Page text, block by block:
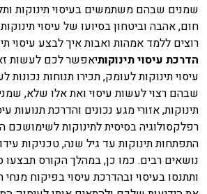
שמנים שבהם משתמשים בעיסוי תינוקות
חום, אהבה וביטחון בסיועו של עיסוי
רוצים ללמד אמהות ואבות איך לבצע עיסוי
הדרכת עיסוי תינוקותיאפשר לכם לעשות
עיסוי תינוקות לעומק, תכירו תנוחות נכונות
שבהם רצוי לעשות עיסוי ואת אלו שלא,
תינוקות, אזורי מגע נכונים והדרכת תנועות
רפלקסולוגיה בסיסית לתינוקות לשימושכם
התפתחות תינוקות עד גיל שנה, טכניקות
נושאים רבים. כמו כן, במהלך הקורס תבצעו
ותתנסו בעיסוי ובהדרכת עיסוי בפיקוח